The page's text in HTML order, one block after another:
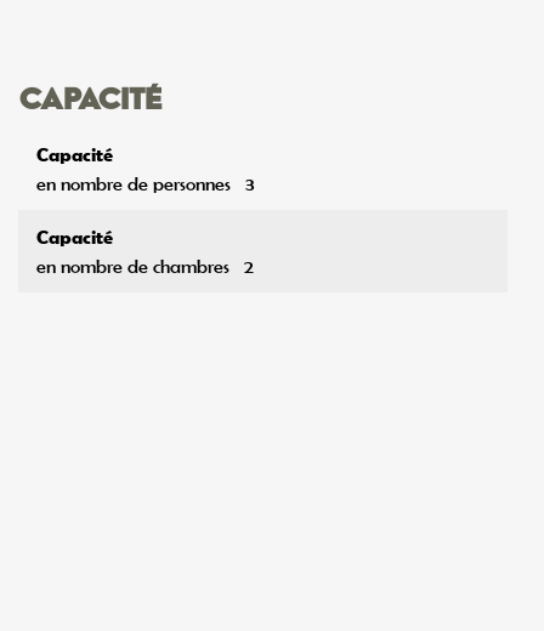
Capacité
Capacité
en nombre de personnes
3
Capacité
en nombre de chambres
2